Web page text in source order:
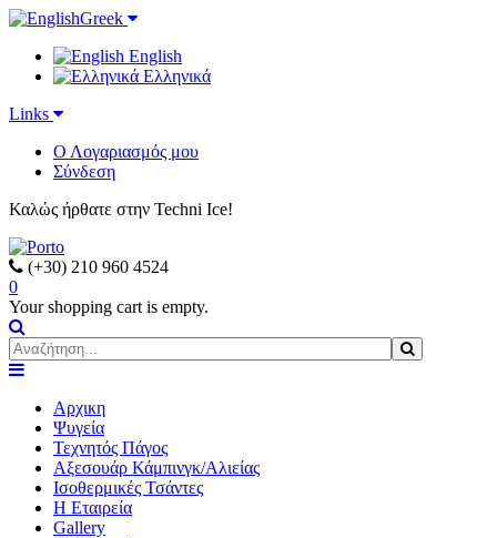
Greek
English
Ελληνικά
Links
Ο Λογαριασμός μου
Σύνδεση
Καλώς ήρθατε στην Techni Ice!
(+30) 210 960 4524
0
Your shopping cart is empty.
Search form
Αρχικη
Ψυγεία
Τεχνητός Πάγος
Αξεσουάρ Κάμπινγκ/Αλιείας
Ισοθερμικές Τσάντες
Η Εταιρεία
Gallery